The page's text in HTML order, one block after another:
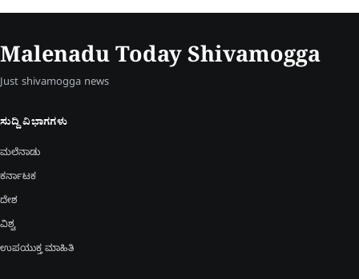
Malenadu Today Shivamogga
Just shivamogga news
ಸುದ್ದಿ ವಿಭಾಗಗಳು
ಮಲೆನಾಡು
ಕರ್ನಾಟಕ
ದೇಶ
ವಿಶ್ವ
ಉಪಯುಕ್ತ ಮಾಹಿತಿ